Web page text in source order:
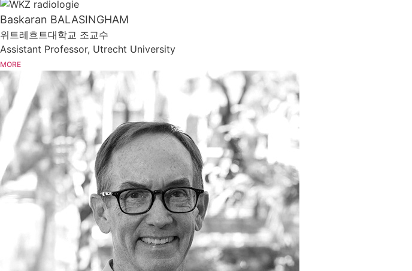
Baskaran BALASINGHAM
위트레흐트대학교 조교수
Assistant Professor, Utrecht University
MORE